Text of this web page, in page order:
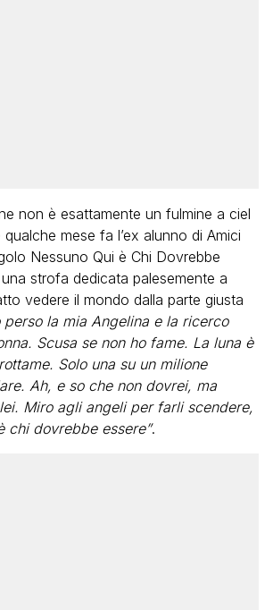
non è esattamente un fulmine a ciel
mese fa l’ex alunno di Amici
Nessuno Qui è Chi Dovrebbe
una strofa dedicata palesemente a
vedere il mondo dalla parte giusta
perso la mia Angelina e la ricerco
Scusa se non ho fame. La luna è
Solo una su un milione
Ah, e so che non dovrei, ma
Miro agli angeli per farli scendere,
chi dovrebbe essere”.